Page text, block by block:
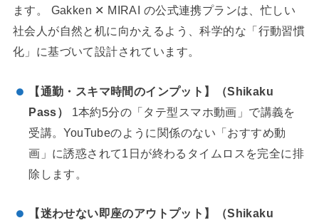
ます。 Gakken ✕ MIRAI の公式連携プランは、忙しい
社会人が自然と机に向かえるよう、科学的な「行動習慣
化」に基づいて設計されています。
【通勤・スキマ時間のインプット】（Shikaku
Pass）
1本約5分の「タテ型スマホ動画」で講義を
受講。YouTubeのように関係のない「おすすめ動
画」に誘惑されて1日が終わるタイムロスを完全に排
除します。
【迷わせない即座のアウトプット】（Shikaku